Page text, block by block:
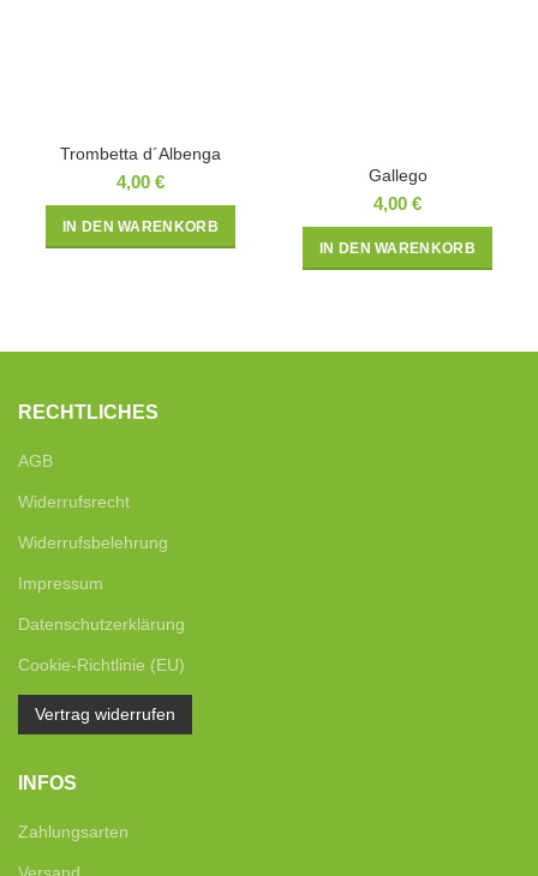
Trombetta d´Albenga
4,00 €
IN DEN WARENKORB
Gallego
4,00 €
IN DEN WARENKORB
RECHTLICHES
AGB
Widerrufsrecht
Widerrufsbelehrung
Impressum
Datenschutzerklärung
Cookie-Richtlinie (EU)
Vertrag widerrufen
INFOS
Zahlungsarten